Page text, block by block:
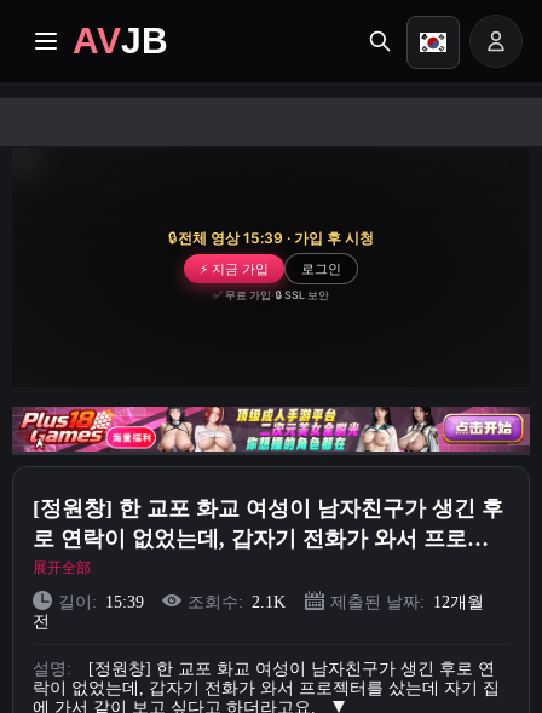
AVJB
작업 센터
Image search
Short Videos
로그인
🔒전체 영상 15:39 · 가입 후 시청
⚡ 지금 가입 로그인
✅ 무료 가입·🔒 SSL 보안
[정원창] 한 교포 화교 여성이 남자친구가 생긴 후
로 연락이 없었는데, 갑자기 전화가 와서 프로젝
터를 샀는데 자기 집에 가서 같이 보고 싶다고 하
더라고요.
展开全部
길이: 15:39 조회수: 2.1K 제출된 날짜: 12개월
전
설명:
[정원창] 한 교포 화교 여성이 남자친구가 생긴 후로 연
락이 없었는데, 갑자기 전화가 와서 프로젝터를 샀는데 자기 집
에 가서 같이 보고 싶다고 하더라고요.